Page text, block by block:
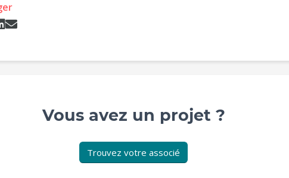
Vous avez un projet ?
Trouvez votre associé